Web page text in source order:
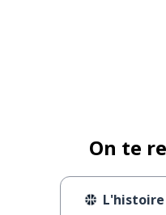
On te
L'histoire